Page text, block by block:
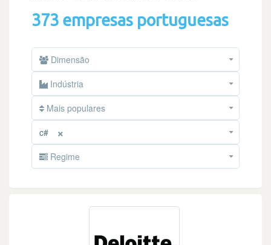
373 empresas portuguesas
Dimensão
Indústria
Mais populares
×
c#
Regime